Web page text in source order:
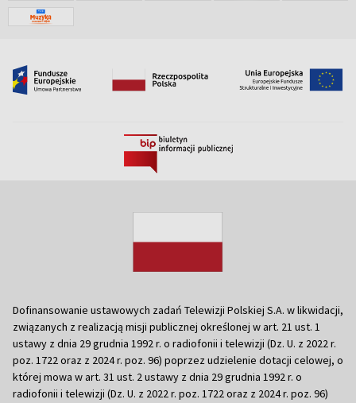
Dofinansowanie ustawowych zadań Telewizji Polskiej S.A. w likwidacji,
związanych z realizacją misji publicznej określonej w art. 21 ust. 1
ustawy z dnia 29 grudnia 1992 r. o radiofonii i telewizji (Dz. U. z 2022 r.
poz. 1722 oraz z 2024 r. poz. 96) poprzez udzielenie dotacji celowej, o
której mowa w art. 31 ust. 2 ustawy z dnia 29 grudnia 1992 r. o
radiofonii i telewizji (Dz. U. z 2022 r. poz. 1722 oraz z 2024 r. poz. 96)